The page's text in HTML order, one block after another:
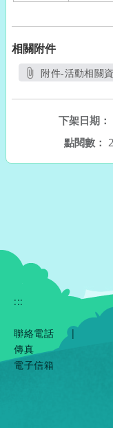
相關附件
附件-活動相關
下架日期：
點閱數：
:::
聯絡電話
|
傳真
電子信箱